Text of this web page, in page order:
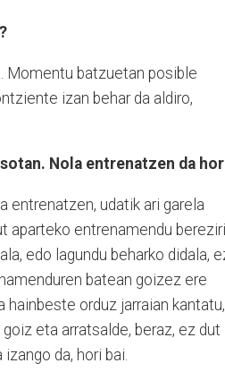
Momentu batzuetan posible
izan behar da aldiro,
Nola entrenatzen da
entrenatzen, udatik ari garela
aparteko entrenamendu
edo lagundu beharko didala,
batean goizez ere
orduz jarraian kantatu,
eta arratsalde, beraz, ez dut
da, hori bai.